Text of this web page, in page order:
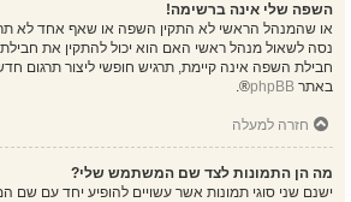
השפה שלי אינה ברשימה!
או שהמנהל הראשי לא התקין השפה או שאף אחד לא
נסה לשאול מנהל ראשי האם הוא יכול להתקין את
חבילת השפה אינה קיימת, תרגיש חופשי ליצור תרגום
באתר phpBB
®.
חזרה למעלה
מה הן התמונות לצד שם המשתמש שלי?
ישנם שני סוגי תמונות אשר עשויים להופיע יחד עם